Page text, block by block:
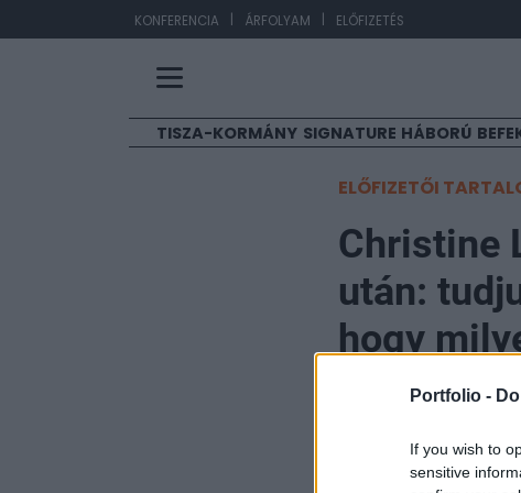
Portfolio -
If you wish to
sensitive
KONFERENCIA | ÁRFOLYAM | ELŐFIZETÉS
TISZA-KORMÁNY SIGNATURE HÁBORÚ
ELŐFIZETŐI
Christine
után:
hogy
Az EKB ma 14:15-